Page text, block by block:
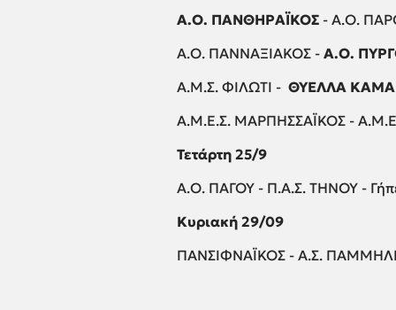
Α.Ο. ΠΑΝΘΗΡΑΪΚΟΣ - Α.Ο.
Α.Ο. ΠΑΝΝΑΞΙΑΚΟΣ - Α.Ο.
Α.Μ.Σ. ΦΙΛΩΤΙ - ΘΥΕΛΛΑ
Α.Μ.Ε.Σ. ΜΑΡΠΗΣΣΑΪΚΟΣ -
Τετάρτη 25/9
Α.Ο. ΠΑΓΟΥ - Π.Α.Σ. ΤΗΝΟΥ -
Κυριακή 29/09
ΠΑΝΣΙΦΝΑΪΚΟΣ - Α.Σ.